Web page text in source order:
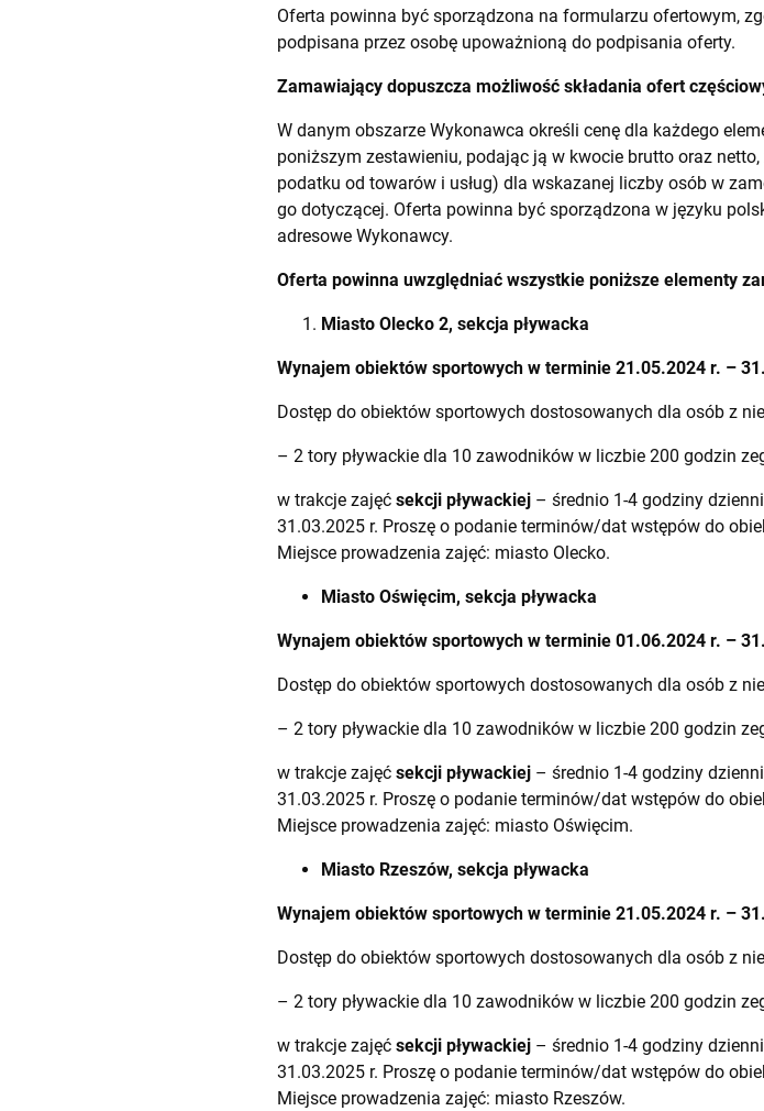
Oferta powinna być sporządzona na formularzu ofertowym,
podpisana przez osobę upoważnioną do podpisania oferty.
Zamawiający dopuszcza możliwość składania ofert
W danym obszarze Wykonawca określi cenę dla każdego
poniższym zestawieniu, podając ją w kwocie brutto oraz
podatku od towarów i usług) dla wskazanej liczby osób w
go dotyczącej. Oferta powinna być sporządzona w języku
adresowe Wykonawcy.
Oferta powinna uwzględniać wszystkie poniższe elementy
Miasto Olecko 2, sekcja pływacka
Wynajem obiektów sportowych w terminie 21.05.2024 r. –
Dostęp do obiektów sportowych dostosowanych dla osób z
– 2 tory pływackie dla 10 zawodników w liczbie 200 godzin
w trakcje zajęć sekcji pływackiej – średnio 1-4 godziny
31.03.2025 r. Proszę o podanie terminów/dat wstępów do
Miejsce prowadzenia zajęć: miasto Olecko.
Miasto Oświęcim, sekcja pływacka
Wynajem obiektów sportowych w terminie 01.06.2024 r. –
Dostęp do obiektów sportowych dostosowanych dla osób z
– 2 tory pływackie dla 10 zawodników w liczbie 200 godzin
w trakcje zajęć sekcji pływackiej – średnio 1-4 godziny
31.03.2025 r. Proszę o podanie terminów/dat wstępów do
Miejsce prowadzenia zajęć: miasto Oświęcim.
Miasto Rzeszów, sekcja pływacka
Wynajem obiektów sportowych w terminie 21.05.2024 r. –
Dostęp do obiektów sportowych dostosowanych dla osób z
– 2 tory pływackie dla 10 zawodników w liczbie 200 godzin
w trakcje zajęć sekcji pływackiej – średnio 1-4 godziny
31.03.2025 r. Proszę o podanie terminów/dat wstępów do
Miejsce prowadzenia zajęć: miasto Rzeszów.